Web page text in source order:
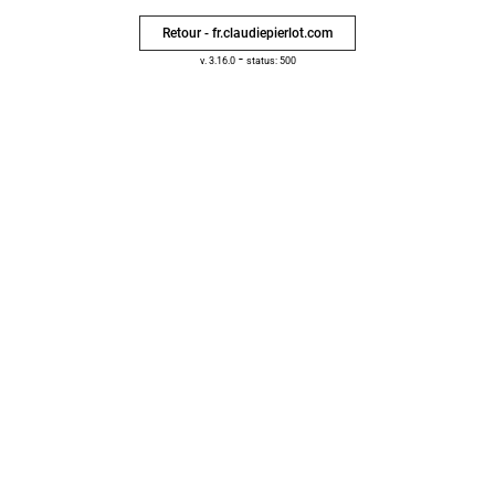
Retour - fr.claudiepierlot.com
v. 3.16.0- status: 500